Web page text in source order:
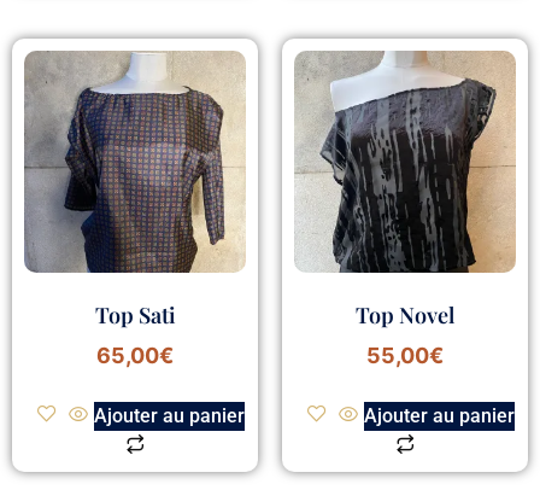
Top Sati
65,00€
Ajouter au panier
Top Novel
55,00€
Ajouter au panier